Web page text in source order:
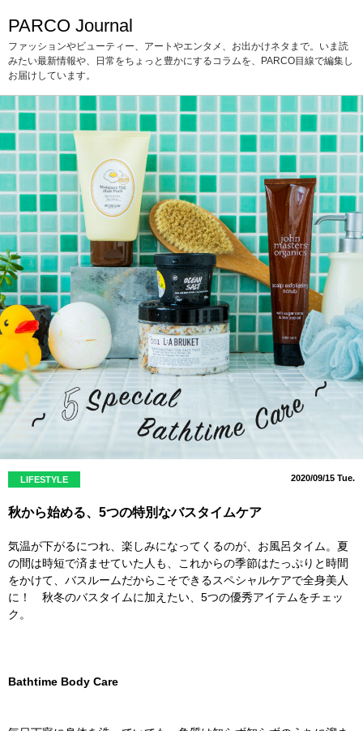
PARCO Journal
ファッションやビューティー、アートやエンタメ、お出かけネタまで。いま読
みたい最新情報や、日常をちょっと豊かにするコラムを、PARCO目線で編集し
お届けしています。
LIFESTYLE 2020/09/15 Tue.
秋から始める、5つの特別なバスタイムケア
気温が下がるにつれ、楽しみになってくるのが、お風呂タイム。夏
の間は時短で済ませていた人も、これからの季節はたっぷりと時間
をかけて、バスルームだからこそできるスペシャルケアで全身美人
に！ 秋冬のバスタイムに加えたい、5つの優秀アイテムをチェッ
ク。
Bathtime Body Care